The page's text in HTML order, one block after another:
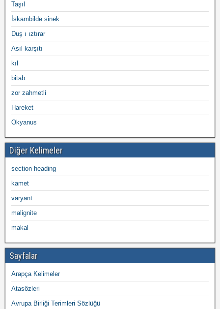
Taşıl
İskambilde sinek
Duş ı ıztırar
Asıl karşıtı
kıl
bitab
zor zahmetli
Hareket
Okyanus
Diğer Kelimeler
section heading
kamet
varyant
malignite
makal
Sayfalar
Arapça Kelimeler
Atasözleri
Avrupa Birliği Terimleri Sözlüğü